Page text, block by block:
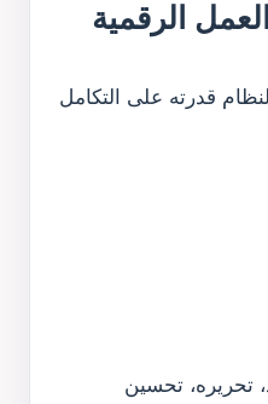
الرقمية
قدرته على التكامل
تحريره، تحسين